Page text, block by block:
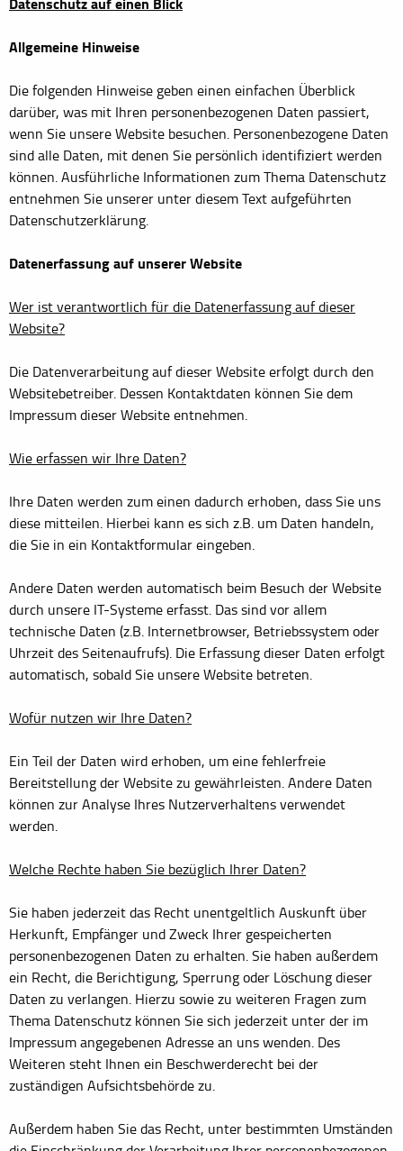
Allgemeine Hinweise
Die folgenden Hinweise geben einen einfachen Überblick
darüber, was mit Ihren personenbezogenen Daten passiert,
wenn Sie unsere Website besuchen. Personenbezogene Daten
sind alle Daten, mit denen Sie persönlich identifiziert werden
können. Ausführliche Informationen zum Thema Datenschutz
entnehmen Sie unserer unter diesem Text aufgeführten
Datenschutzerklärung.
Datenerfassung auf unserer Website
Wer ist verantwortlich für die Datenerfassung auf dieser
Website?
Die Datenverarbeitung auf dieser Website erfolgt durch den
Websitebetreiber. Dessen Kontaktdaten können Sie dem
Impressum dieser Website entnehmen.
Wie erfassen wir Ihre Daten?
Ihre Daten werden zum einen dadurch erhoben, dass Sie uns
diese mitteilen. Hierbei kann es sich z.B. um Daten handeln,
die Sie in ein Kontaktformular eingeben.
Andere Daten werden automatisch beim Besuch der Website
durch unsere IT-Systeme erfasst. Das sind vor allem
technische Daten (z.B. Internetbrowser, Betriebssystem oder
Uhrzeit des Seitenaufrufs). Die Erfassung dieser Daten erfolgt
automatisch, sobald Sie unsere Website betreten.
Wofür nutzen wir Ihre Daten?
Ein Teil der Daten wird erhoben, um eine fehlerfreie
Bereitstellung der Website zu gewährleisten. Andere Daten
können zur Analyse Ihres Nutzerverhaltens verwendet
werden.
Welche Rechte haben Sie bezüglich Ihrer Daten?
Sie haben jederzeit das Recht unentgeltlich Auskunft über
Herkunft, Empfänger und Zweck Ihrer gespeicherten
personenbezogenen Daten zu erhalten. Sie haben außerdem
ein Recht, die Berichtigung, Sperrung oder Löschung dieser
Daten zu verlangen. Hierzu sowie zu weiteren Fragen zum
Thema Datenschutz können Sie sich jederzeit unter der im
Impressum angegebenen Adresse an uns wenden. Des
Weiteren steht Ihnen ein Beschwerderecht bei der
zuständigen Aufsichtsbehörde zu.
Außerdem haben Sie das Recht, unter bestimmten Umständen